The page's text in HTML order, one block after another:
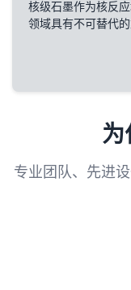
核级石墨作为核反
领域具有不可替代的
为
专业团队、先进